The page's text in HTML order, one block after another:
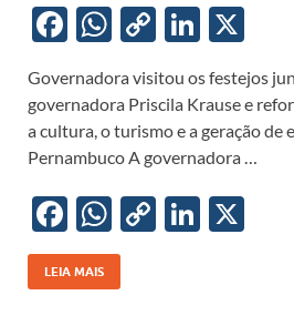
F
e
b
o
o
k
W
at
s
A
p
p
C
p
y
Li
n
k
Li
k
e
dI
n
Governadora visitou os festejos
governadora Priscila Krause e
a cultura, o turismo e a geração de
Pernambuco A governadora …
F
ac
e
W
h
at
C
Li
LEIA MAIS